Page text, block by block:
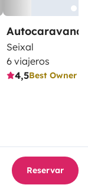
Autocaravana
Seixal
6 viajeros
4,5Best Owner
Reservar